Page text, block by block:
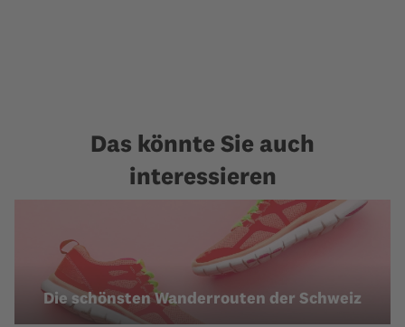
Das könnte Sie auch
interessieren
Die schönsten Wanderrouten der Schweiz